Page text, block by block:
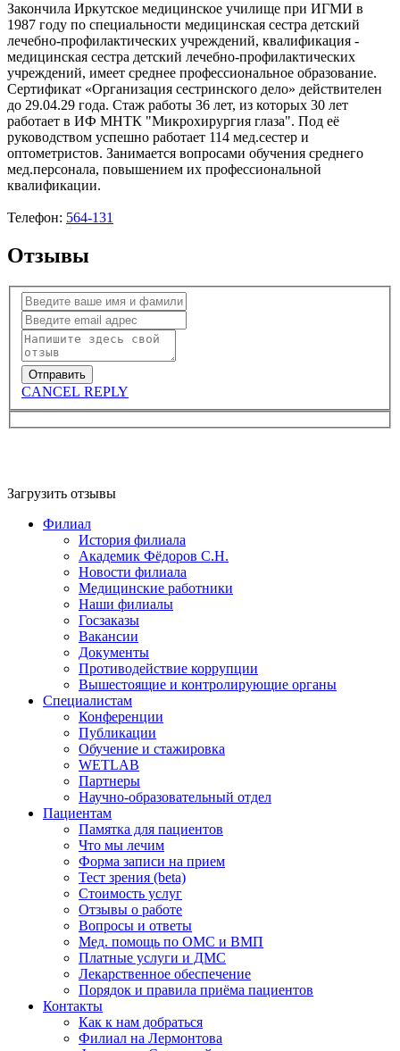
Закончила Иркутское медицинское училище при ИГМИ в
1987 году по специальности медицинская сестра детский
лечебно-профилактических учреждений, квалификация -
медицинская сестра детский лечебно-профилактических
учреждений, имеет среднее профессиональное образование.
Сертификат «Организация сестринского дело» действителен
до 29.04.29 года. Стаж работы 36 лет, из которых 30 лет
работает в ИФ МНТК "Микрохирургия глаза". Под её
руководством успешно работает 114 мед.сестер и
оптометристов. Занимается вопросами обучения среднего
мед.персонала, повышением их профессиональной
квалификации.
Телефон: 564-131
Отзывы
CANCEL REPLY
Загрузить отзывы
Филиал
История филиала
Академик Фёдоров С.Н.
Новости филиала
Медицинские работники
Наши филиалы
Госзаказы
Вакансии
Документы
Противодействие коррупции
Вышестоящие и контролирующие органы
Специалистам
Конференции
Публикации
Обучение и стажировка
WETLAB
Партнеры
Научно-образовательный отдел
Пациентам
Памятка для пациентов
Что мы лечим
Форма записи на прием
Тест зрения (beta)
Стоимость услуг
Отзывы о работе
Вопросы и ответы
Мед. помощь по ОМС и ВМП
Платные услуги и ДМС
Лекарственное обеспечение
Порядок и правила приёма пациентов
Контакты
Как к нам добраться
Филиал на Лермонтова